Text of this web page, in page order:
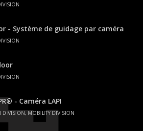
- Système de guidage par caméra
- Caméra LAPI
DIVISION, MOBILITY DIVISION